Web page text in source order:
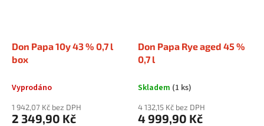
Don Papa 10y 43 % 0,7 l
box
Vyprodáno
1 942,07 Kč bez DPH
2 349,90 Kč
Don Papa Rye aged 45 %
0,7 l
Skladem (1 ks)
4 132,15 Kč bez DPH
4 999,90 Kč